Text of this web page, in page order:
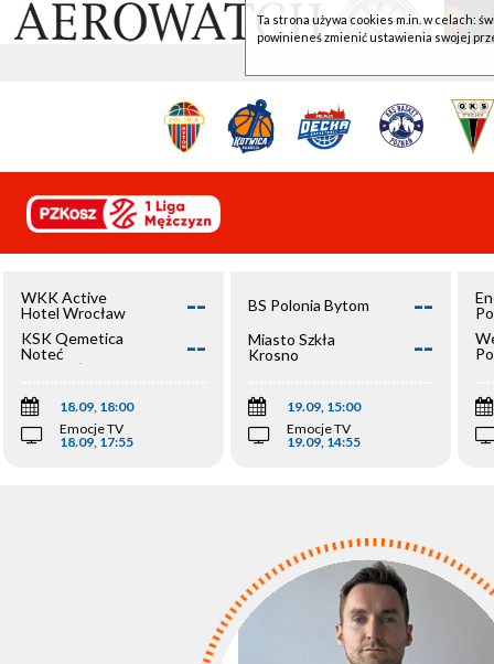
WKK Active
Hotel Wrocław
--
KSK Qemetica
Noteć
Inowrocław
--
18.09, 18:00
Emocje TV
18.09, 17:55
BS Polonia Bytom --
Miasto Szkła
Krosno
--
19.09, 15:00
Emocje TV
19.09, 14:55
Ta strona używa cookies m.in. w celach:
powinieneś zmienić ustawienia swojej